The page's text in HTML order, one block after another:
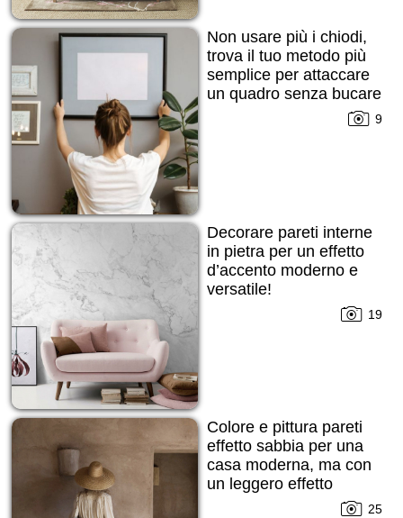
Non usare più i chiodi,
trova il tuo metodo più
semplice per attaccare
un quadro senza bucare
9
Decorare pareti interne
in pietra per un effetto
d’accento moderno e
versatile!
19
Colore e pittura pareti
effetto sabbia per una
casa moderna, ma con
un leggero effetto
25